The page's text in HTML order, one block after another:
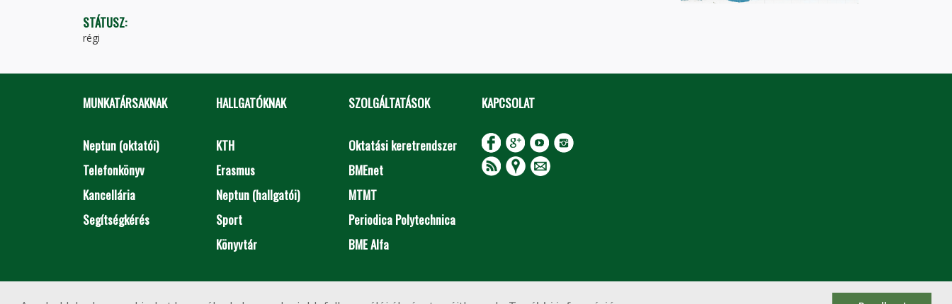
STÁTUSZ:
régi
MUNKATÁRSAKNAK
Neptun (oktatói)
Telefonkönyv
Kancellária
Segítségkérés
HALLGATÓKNAK
KTH
Erasmus
Neptun (hallgatói)
Sport
Könyvtár
SZOLGÁLTATÁSOK
Oktatási keretrendszer
BMEnet
MTMT
Periodica Polytechnica
BME Alfa
KAPCSOLAT
Impresszum Copyright © 2020 BME Építőmérnöki Kar